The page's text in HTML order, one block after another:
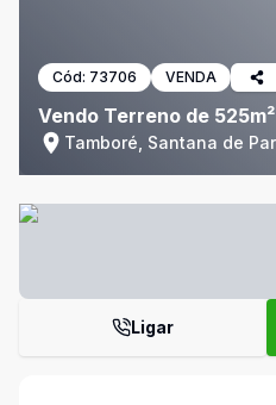
Cód: 73706 VENDA
Vendo Terreno de
Tamboré, Santana de
Ligar